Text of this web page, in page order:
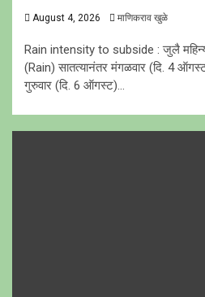
August 4, 2026 माणिकराव खुळे
Rain intensity to subside : जुलै
(Rain) सातत्यानंतर मंगळवार (दि. 4
गुरुवार (दि. 6 ऑगस्ट)...